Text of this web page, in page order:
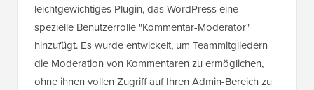
leichtgewichtiges Plugin, das WordPress eine
spezielle Benutzerrolle "Kommentar-Moderator"
hinzufügt. Es wurde entwickelt, um Teammitgliedern
die Moderation von Kommentaren zu ermöglichen,
ohne ihnen vollen Zugriff auf Ihren Admin-Bereich zu